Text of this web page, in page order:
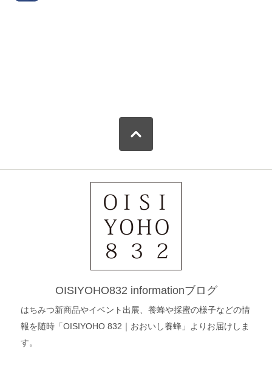
OISIYOHO832 informationブログ
はちみつ新商品やイベント出展、養蜂や採蜜の様子などの情
報を随時「OISIYOHO 832｜おおいし養蜂」よりお届けしま
す。